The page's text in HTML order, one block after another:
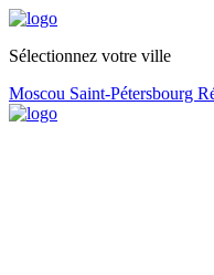
Sélectionnez votre ville
Moscou Saint-Pétersbourg